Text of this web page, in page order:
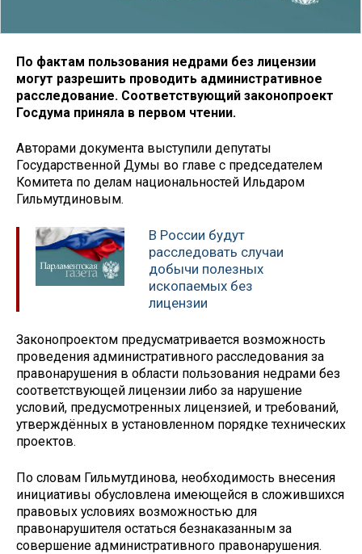
По фактам пользования недрами без лицензии
могут разрешить проводить административное
расследование. Соответствующий законопроект
Госдума приняла в первом чтении.
Авторами документа выступили депутаты
Государственной Думы во главе с председателем
Комитета по делам национальностей Ильдаром
Гильмутдиновым.
В России будут
расследовать случаи
добычи полезных
ископаемых без
лицензии
Законопроектом предусматривается возможность
проведения административного расследования за
правонарушения в области пользования недрами без
соответствующей лицензии либо за нарушение
условий, предусмотренных лицензией, и требований,
утверждённых в установленном порядке технических
проектов.
По словам Гильмутдинова, необходимость внесения
инициативы обусловлена имеющейся в сложившихся
правовых условиях возможностью для
правонарушителя остаться безнаказанным за
совершение административного правонарушения.